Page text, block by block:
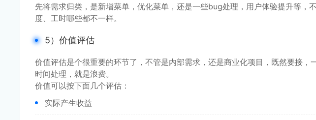
先将需求归类，是新增菜单，优化菜单，还是一些bug处理，用户体验提升等，
度、工时哪些都不一样。
5）价值评估
价值评估是个很重要的环节了，不管是内部需求，还是商业化项目，既然要接，
时间处理，就是浪费。
价值可以按下面几个评估：
实际产生收益